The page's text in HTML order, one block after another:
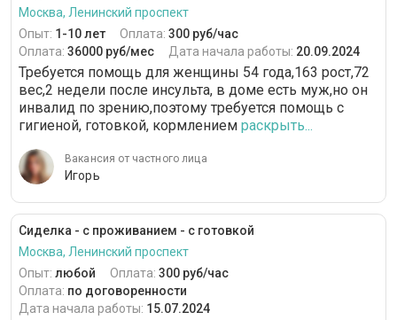
Москва, Ленинский проспект
Опыт: 1-10 лет Оплата: 300 руб/час
Оплата: 36000 руб/мес Дата начала работы: 20.09.2024
Требуется помощь для женщины 54 года,163 рост,72
вес,2 недели после инсульта, в доме есть муж,но он
инвалид по зрению,поэтому требуется помощь с
гигиеной, готовкой, кормлением раскрыть...
Вакансия от частного лица
Игорь
Сиделка - с проживанием - с готовкой
Москва, Ленинский проспект
Опыт: любой Оплата: 300 руб/час
Оплата: по договоренности
Дата начала работы: 15.07.2024